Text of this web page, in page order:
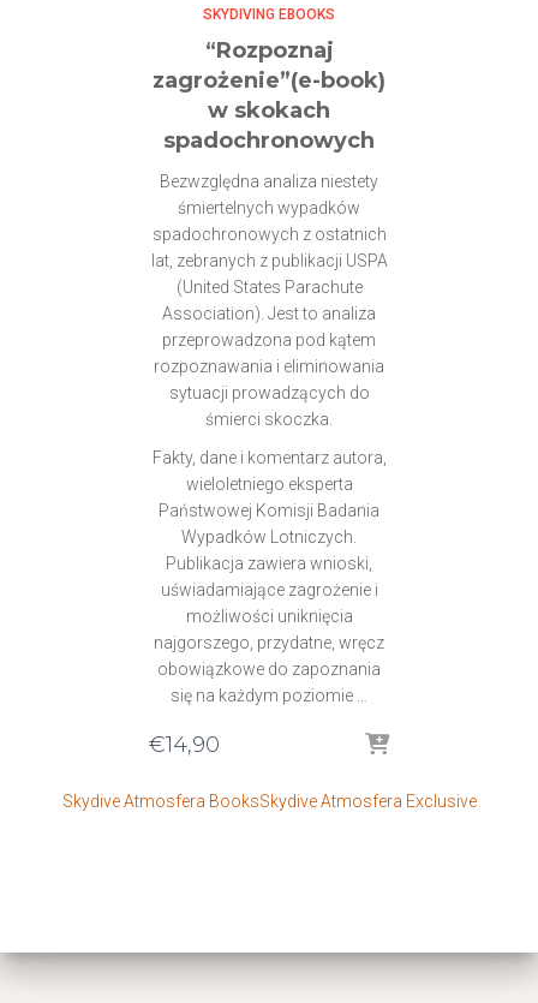
SKYDIVING EBOOKS
“Rozpoznaj
zagrożenie”(e-book)
w skokach
spadochronowych
Bezwzględna analiza niestety
śmiertelnych wypadków
spadochronowych z ostatnich
lat, zebranych z publikacji USPA
(United States Parachute
Association). Jest to analiza
przeprowadzona pod kątem
rozpoznawania i eliminowania
sytuacji prowadzących do
śmierci skoczka.
Fakty, dane i komentarz autora,
wieloletniego eksperta
Państwowej Komisji Badania
Wypadków Lotniczych.
Publikacja zawiera wnioski,
uświadamiające zagrożenie i
możliwości uniknięcia
najgorszego, przydatne, wręcz
obowiązkowe do zapoznania
się na każdym poziomie …
€14,90
Skydive Atmosfera BooksSkydive Atmosfera Exclusive